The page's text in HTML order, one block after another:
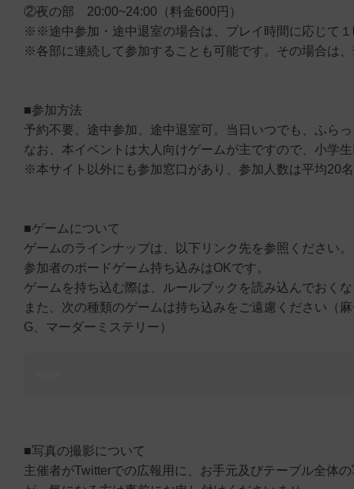
②夜の部 20:00~24:00（料金600円）
※※途中参加・途中退室の場合は、プレイ時間に応じて
※各部に連続して参加することも可能です。その場合は
■参加方法
予約不要。途中参加、途中退室可。当日いつでも、ふら
なお、本イベントは大人向けゲームが主ですので、小学
※本サイト以外にも参加窓口があり、参加人数は平均20
■ゲームについて
ゲームのラインナップは、以下リンク先を参照ください。
参加者のボードゲーム持ち込みはOKです。
ゲームを持ち込む際は、ルールブックを読み込んでおく
また、次の種類のゲームは持ち込みをご遠慮ください（
G、マーダーミステリー）
■写真の撮影について
主催者がTwitterでの広報用に、お手元及びテーブル全体